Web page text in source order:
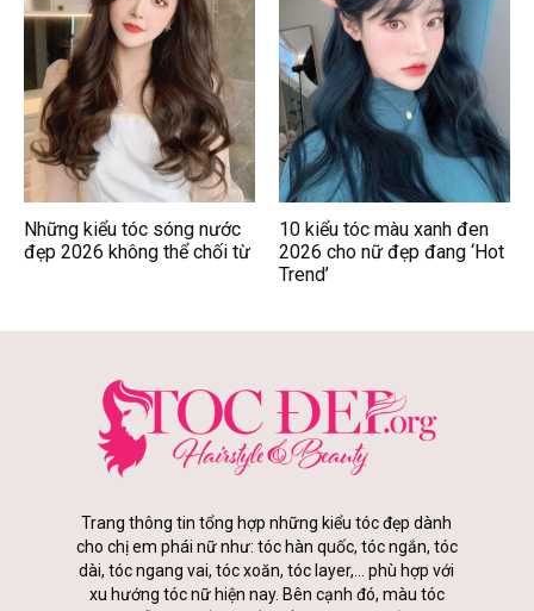
Những kiểu tóc sóng nước
đẹp 2026 không thể chối từ
10 kiểu tóc màu xanh đen
2026 cho nữ đẹp đang ‘Hot
Trend’
Trang thông tin tổng hợp những kiểu tóc đẹp dành
cho chị em phái nữ như: tóc hàn quốc, tóc ngắn, tóc
dài, tóc ngang vai, tóc xoăn, tóc layer,... phù hợp với
xu hướng tóc nữ hiện nay. Bên cạnh đó, màu tóc